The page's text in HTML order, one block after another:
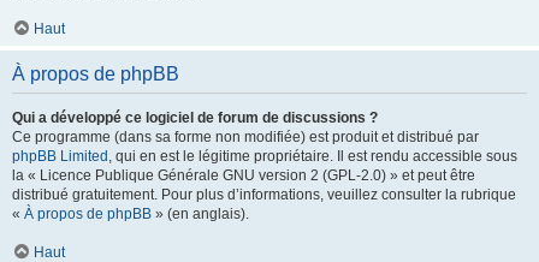
Haut
À propos de phpBB
Qui a développé ce logiciel de forum de discussions ?
Ce programme (dans sa forme non modifiée) est produit et distribué par
phpBB Limited , qui en est le légitime propriétaire. Il est rendu accessible sous
la « Licence Publique Générale GNU version 2 (GPL-2.0) » et peut être
distribué gratuitement. Pour plus d’informations, veuillez consulter la rubrique
« À propos de phpBB » (en anglais).
Haut